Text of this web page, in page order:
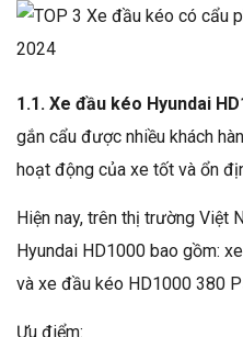
1.1. Xe đầu kéo Hyundai
gắn cẩu được nhiều khách
hoạt động của xe tốt và ổn
Hiện nay, trên thị trường Việt
Hyundai HD1000 bao gồm:
và xe đầu kéo HD1000 380
Ưu điểm: